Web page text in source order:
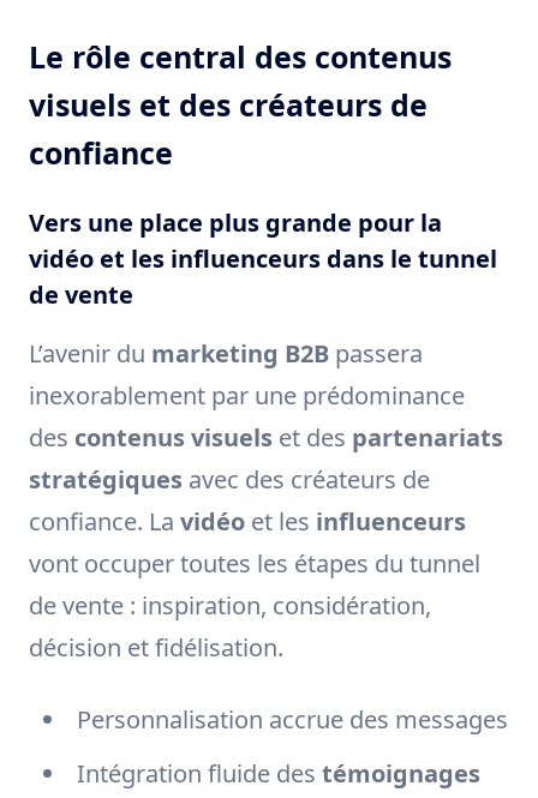
Le rôle central des contenus
visuels et des créateurs de
confiance
Vers une place plus grande pour la
vidéo et les influenceurs dans le tunnel
de vente
L’avenir du marketing B2B passera
inexorablement par une prédominance
des contenus visuels et des partenariats
stratégiques avec des créateurs de
confiance. La vidéo et les influenceurs
vont occuper toutes les étapes du tunnel
de vente : inspiration, considération,
décision et fidélisation.
Personnalisation accrue des messages
Intégration fluide des témoignages